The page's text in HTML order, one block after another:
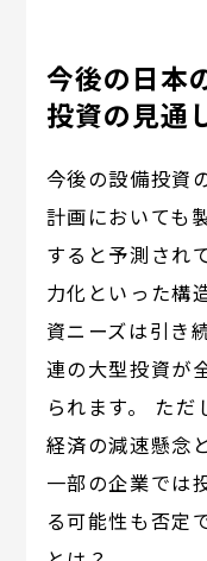
今後の日本
投資の見通
今後の設備投資
計画においても
すると予測され
力化といった構
資ニーズは引き
連の大型投資が
られます。 た
経済の減速懸念
一部の企業では
る可能性も否定